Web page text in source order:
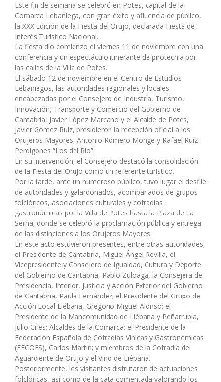
Este fin de semana se celebró en Potes, capital de la
Comarca Lebaniega, con gran éxito y afluencia de público,
la XXX Edición de la Fiesta del Orujo, declarada Fiesta de
Interés Turístico Nacional.
La fiesta dio comienzo el viernes 11 de noviembre con una
conferencia y un espectáculo itinerante de pirotecnia por
las calles de la Villa de Potes.
El sábado 12 de noviembre en el Centro de Estudios
Lebaniegos, las autoridades regionales y locales
encabezadas por el Consejero de Industria, Turismo,
Innovación, Transporte y Comercio del Gobierno de
Cantabria, Javier López Marcano y el Alcalde de Potes,
Javier Gómez Ruiz, presidieron la recepción oficial a los
Orujeros Mayores, Antonio Romero Monge y Rafael Ruíz
Perdigones “Los del Río”.
En su intervención, el Consejero destacó la consolidación
de la Fiesta del Orujo como un referente turístico.
Por la tarde, ante un numeroso público, tuvo lugar el desfile
de autoridades y galardonados, acompañados de grupos
folclóricos, asociaciones culturales y cofradías
gastronómicas por la Villa de Potes hasta la Plaza de La
Serna, donde se celebró la proclamación pública y entrega
de las distinciones a los Orujeros Mayores.
En este acto estuvieron presentes, entre otras autoridades,
el Presidente de Cantabria, Miguel Ángel Revilla, el
Vicepresidente y Consejero de Igualdad, Cultura y Deporte
del Gobierno de Cantabria, Pablo Zuloaga, la Consejera de
Presidencia, Interior, Justicia y Acción Exterior del Gobierno
de Cantabria, Paula Fernández; el Presidente del Grupo de
Acción Local Liébana, Gregorio Miguel Alonso; el
Presidente de la Mancomunidad de Liébana y Peñarrubia,
Julio Cires; Alcaldes de la Comarca; el Presidente de la
Federación Española de Cofradías Vínicas y Gastronómicas
(FECOES), Carlos Martín; y miembros de la Cofradía del
Aguardiente de Orujo y el Vino de Liébana.
Posteriormente, los visitantes disfrutaron de actuaciones
folclóricas, así como de la cata comentada valorando los